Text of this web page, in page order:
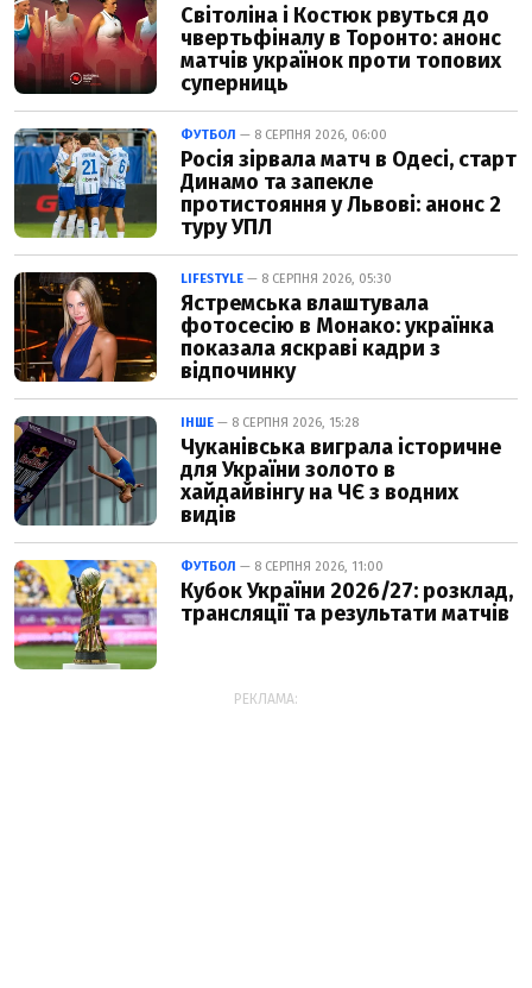
Світоліна і Костюк рвуться до
чвертьфіналу в Торонто: анонс
матчів українок проти топових
суперниць
ФУТБОЛ — 8 СЕРПНЯ 2026, 06:00
Росія зірвала матч в Одесі, старт
Динамо та запекле
протистояння у Львові: анонс 2
туру УПЛ
LIFESTYLE — 8 СЕРПНЯ 2026, 05:30
Ястремська влаштувала
фотосесію в Монако: українка
показала яскраві кадри з
відпочинку
ІНШЕ — 8 СЕРПНЯ 2026, 15:28
Чуканівська виграла історичне
для України золото в
хайдайвінгу на ЧЄ з водних
видів
ФУТБОЛ — 8 СЕРПНЯ 2026, 11:00
Кубок України 2026/27: розклад,
трансляції та результати матчів
РЕКЛАМА: